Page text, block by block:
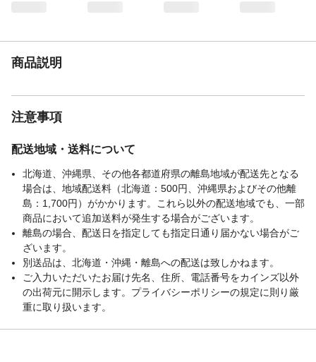
商品説明
注意事項
配送地域・送料について
北海道、沖縄県、その他各都道府県の離島地域が配送先となる
場合は、地域配送料（北海道：500円、沖縄県およびその他離
島：1,700円）がかかります。これら以外の配送地域でも、一部
商品において追加送料が発生する場合がございます。
離島の場合、配送日を指定しても指定日通り届かない場合がご
ざいます。
別送品は、北海道・沖縄・離島への配送は致しかねます。
ご入力いただいたお届け先名、住所、電話番号をカインズ以外
の出荷元に開示します。プライバシーポリシーの規定に則り厳
重に取り扱います。